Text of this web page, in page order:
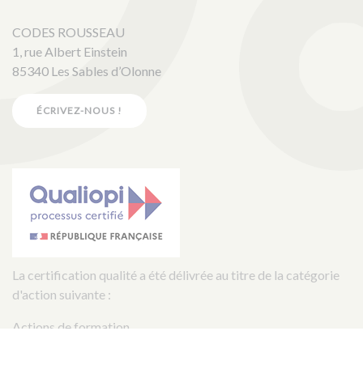
CODES ROUSSEAU
1, rue Albert Einstein
85340 Les Sables d’Olonne
ÉCRIVEZ-NOUS !
La certification qualité a été délivrée au titre de la catégorie
d'action suivante :
Actions de formation